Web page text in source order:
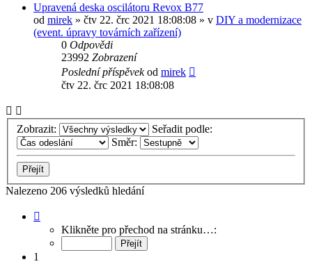
Upravená deska oscilátoru Revox B77
od mirek » čtv 22. črc 2021 18:08:08 » v DIY a modernizace
(event. úpravy továrních zařízení)
0 Odpovědi
23992 Zobrazení
Poslední příspěvekod mirek
čtv 22. črc 2021 18:08:08
Zobrazit:
Seřadit podle:
Směr:
Nalezeno 206 výsledků hledání
Klikněte pro přechod na stránku…:
1